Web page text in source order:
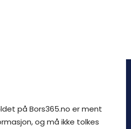
på Bors365.no er ment
og må ikke tolkes